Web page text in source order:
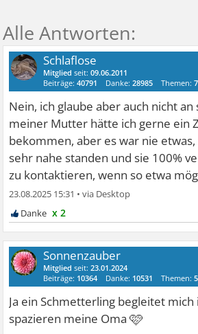
Schlaflose
Mitglied seit:09.06.2011
Beiträge:40791 Danke:28985 Themen:7
Nein, ich glaube aber auch nicht an
meiner Mutter hätte ich gerne ein
bekommen, aber es war nie
sehr nahe standen und sie 100%
zu kontaktieren, wenn so etwa
23.08.2025 15:31 •
x 2
Sonnenzauber
Mitglied seit:23.01.2024
Beiträge: 10364 Danke: 10531 Themen:
Ja ein Schmetterling begleitet
spazieren meine Oma🩷